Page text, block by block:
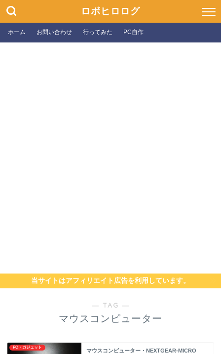
ロボヒロログ
ホーム お問い合わせ 行ってみた PC自作
当サイトはアフィリエイト広告を利用しています。
― TAG ―
マウスコンピューター
PC・ガジェット
マウスコンピューター・NEXTGEAR-MICRO